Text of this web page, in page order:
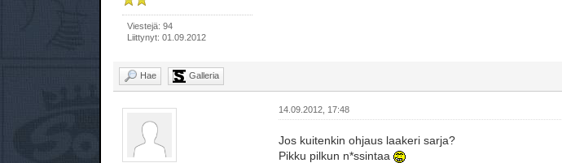
Viestejä: 94
Liittynyt: 01.09.2012
Hae Galleria
14.09.2012, 17:48
Jos kuitenkin ohjaus laakeri sarja?
Pikku pilkun n*ssintaa